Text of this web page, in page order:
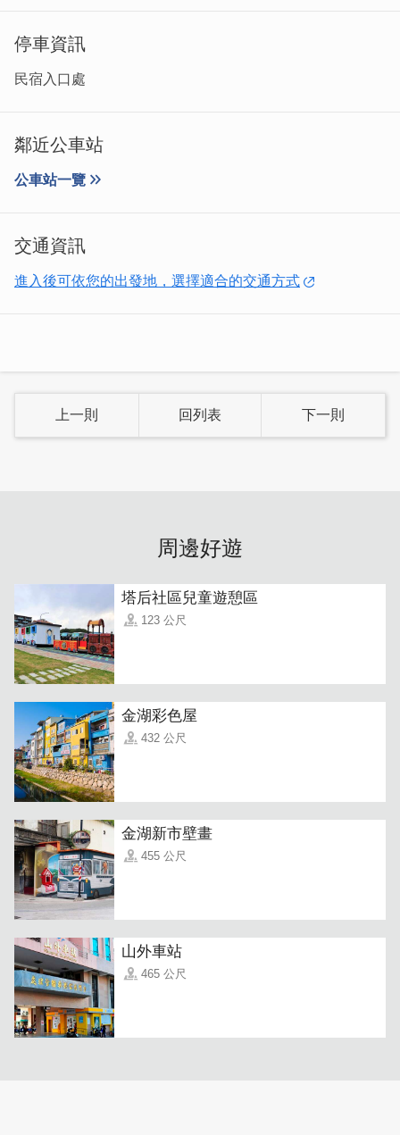
停車資訊
民宿入口處
鄰近公車站
公車站一覽
交通資訊
進入後可依您的出發地，選擇適合的交通方式
上一則 回列表 下一則
周邊好遊
塔后社區兒童遊憩區
123 公尺
金湖彩色屋
432 公尺
金湖新市壁畫
455 公尺
山外車站
465 公尺